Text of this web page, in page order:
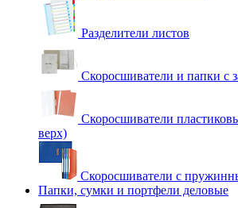
Разделители листов
Скоросшиватели и папки с
Скоросшиватели
верх)
Скоросшиватели с
Папки, сумки и портфели деловые